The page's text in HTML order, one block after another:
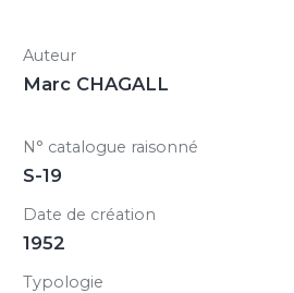
Auteur
Marc CHAGALL
N° catalogue raisonné
S-19
Date de création
1952
Typologie